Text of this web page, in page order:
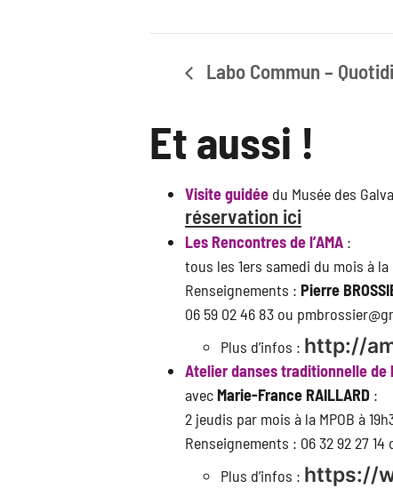
Labo Commun –
Et aussi !
Visite guidée du Musée des
réservation ici
Les Rencontres de l’AMA :
tous les 1ers samedi du mois à
Renseignements : Pierre
06 59 02 46 83 ou
Plus d’infos : http://
Atelier danses traditionnelle de
avec Marie-France RAILLARD :
2 jeudis par mois à la MPOB à
Renseignements : 06 32 92 27
Plus d’infos : https://